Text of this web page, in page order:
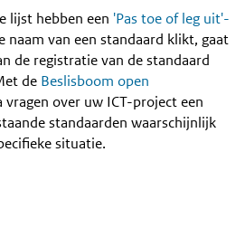
lijst hebben een 'Pas toe of leg uit'-
naam van een standaard klikt, gaat
de registratie van de standaard
de Beslisboom open
vragen over uw ICT-project een
standaarden waarschijnlijk
situatie.